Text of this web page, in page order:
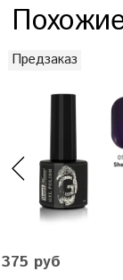
Предзаказ
375 руб